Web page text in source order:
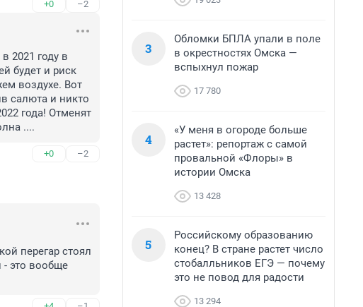
+0 –2
2021 году в
будет и риск
воздухе. Вот
салюта и никто
года! Отменят
....
+0 –2
перегар стоял
- это вообще
3
Обломки БПЛА упали в поле
в окрестностях Омска —
вспыхнул пожар
17 780
4
«У меня в огороде больше
растет»: репортаж с самой
провальной «Флоры» в
истории Омска
13 428
5
Российскому образованию
конец? В стране растет число
стобалльников ЕГЭ — почему
это не повод для радости
13 294